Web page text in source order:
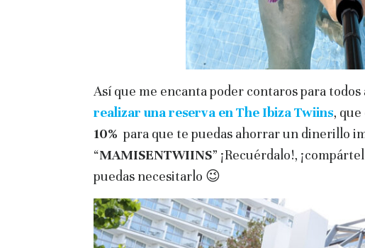
Así que me encanta poder contaros para
realizar una reserva en The Ibiza Twiins,
10% para que te puedas ahorrar un dinerillo
“MAMISENTWIINS” ¡Recuérdalo!,
puedas necesitarlo 😉